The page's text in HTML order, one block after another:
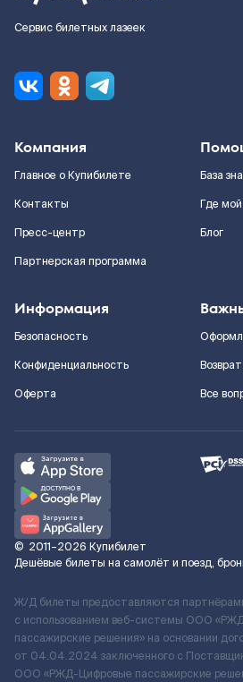
Сервис билетных лазеек
Компания
Главное о Купибилете
Контакты
Пресс-центр
Партнерская программа
База
Где
Блог
Информация
Безопасность
Конфиденциальность
Оферта
Все
© 2011–2026 Купибилет
Дешёвые билеты на самолёт и поезд,
Ж/Д билеты предоставляются
с использованием веб-системы ООО
пассажирские решения» на основании
от 04.04.2024 заключенного с
ООО «РЖД-Цифровые пассажирские